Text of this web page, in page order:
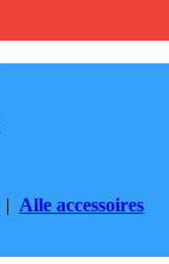
| Alle accessoires